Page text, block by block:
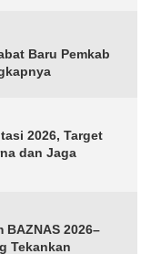
Baru Pemkab
2026, Target
dan Jaga
BAZNAS 2026–
Tekankan